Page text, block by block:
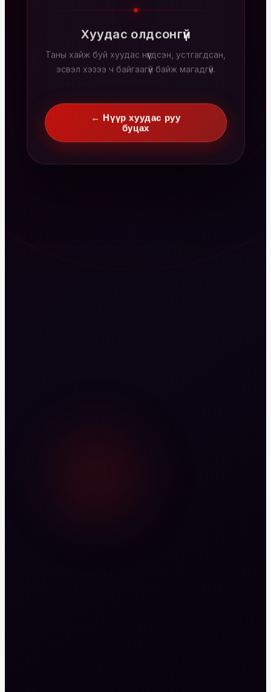
Хуудас олдсонгүй
Таны хайж буй хуудас нүүгдсэн, устгагдсан,
эсвэл хэзээ ч байгаагүй байж магадгүй.
← Нүүр хуудас руу
буцах